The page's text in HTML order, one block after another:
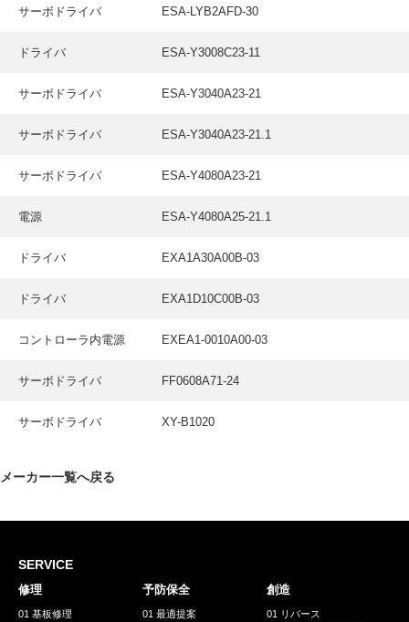
サーボドライバ ESA-LYB2AFD-30
ドライバ ESA-Y3008C23-11
サーボドライバ ESA-Y3040A23-21
サーボドライバ ESA-Y3040A23-21.1
サーボドライバ ESA-Y4080A23-21
電源 ESA-Y4080A25-21.1
ドライバ EXA1A30A00B-03
ドライバ EXA1D10C00B-03
コントローラ内電源 EXEA1-0010A00-03
サーボドライバ FF0608A71-24
サーボドライバ XY-B1020
メーカー一覧へ戻る
SERVICE
修理
01 基板修理
予防保全
01 最適提案
創造
01 リバース